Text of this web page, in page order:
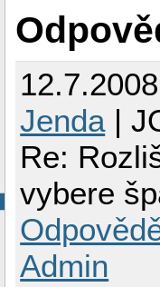
Jenda|
Re:
vybere
Admin